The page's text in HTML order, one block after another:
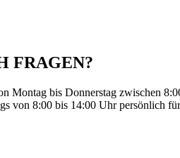
FRAGEN?
Montag bis Donnerstag zwischen
von 8:00 bis 14:00 Uhr persönlich für